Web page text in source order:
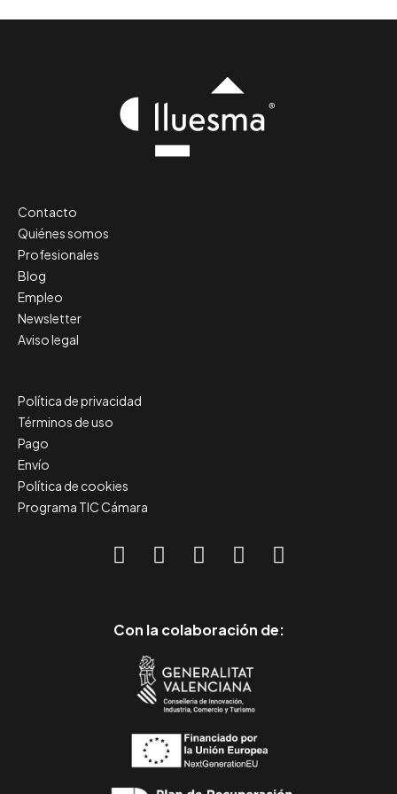
Contacto
Quiénes somos
Profesionales
Blog
Empleo
Newsletter
Aviso legal
Política de privacidad
Términos de uso
Pago
Envío
Política de cookies
Programa TIC Cámara
Con la colaboración de: